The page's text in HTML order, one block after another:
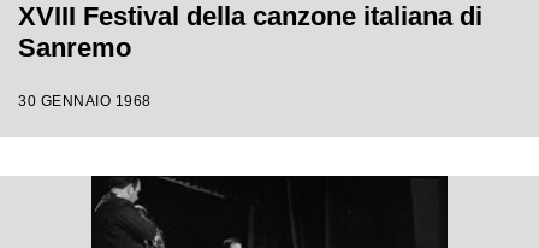
XVIII Festival della canzone italiana di
Sanremo
30 GENNAIO 1968